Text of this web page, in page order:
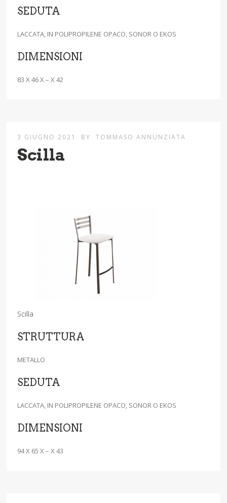
SEDUTA
LACCATA, IN POLIPROPILENE OPACO, SONOR O EKOS
DIMENSIONI
83 X 46 X – X 42
3 GIUGNO 2021 BY TOMMASO ANNUNZIATA
Scilla
Scilla
STRUTTURA
METALLO
SEDUTA
LACCATA, IN POLIPROPILENE OPACO, SONOR O EKOS
DIMENSIONI
94 X 65 X – X 43